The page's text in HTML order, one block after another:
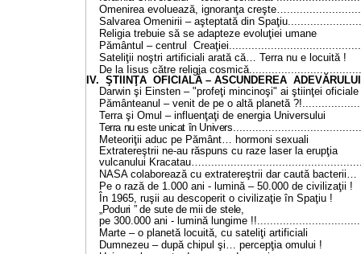
Omenirea evoluează, ignoranţa
Salvarea Omenirii – aşteptată din
Religia trebuie să se adapteze
Pământul – centrul
Sateliţii noştri artificiali arată că… Terra nu
De la Iisus către religia
IV. ŞTIINŢA OFICIALĂ – ASCUNDEREA
Darwin şi Einsten – "profeţi mincinoşi" ai
Pământeanul – venit de pe o altă planetă
Terra şi Omul – influenţaţi de energia
Terra nu este unicat în Univers
Meteoriţii aduc pe Pământ… hormoni
Extratereştrii ne-au răspuns cu raze laser la erupţia
vulcanului
NASA colaborează cu extratereştrii dar
Pe o rază de 1.000 ani - lumină – 50.000 de
În 1965, ruşii au descoperit o civilizaţie
„Poduri ” de sute de mii de stele,
pe 300.000 ani - lumină lungime
Marte – o planetă locuită, cu sateliţi
Dumnezeu – după chipul şi… percepţia